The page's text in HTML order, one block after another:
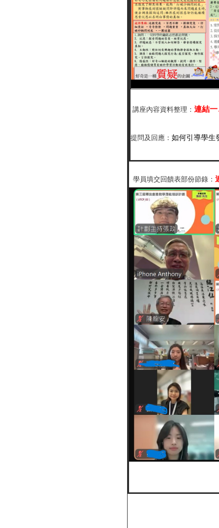
講座內容資料整理： 連結一
提問及回應： 如何引導學生
學員填交回饋表部份節錄：